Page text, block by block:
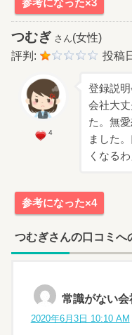
参考になった×3
つむぎ さん(女性)
評判:
投稿
4
登録説
会社大
た。無
ました
くなる
参考になった×4
つむぎさんの口コミへ
常識がない
2020年6月3日 10:10 AM